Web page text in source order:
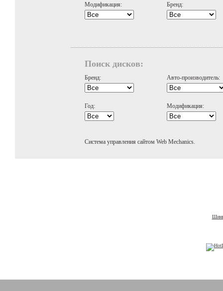
Модификация: Бренд:
Поиск дисков:
Бренд: Авто-производитель:
Год: Модификация:
Система управления сайтом Web Mechanics.